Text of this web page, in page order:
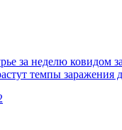
за неделю ковидом
темпы заражения